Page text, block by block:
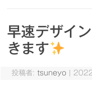
早速デザイ
きます
投稿者: tsuneyo